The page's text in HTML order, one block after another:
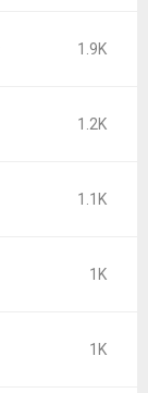
1.9K
1.2K
1.1K
1K
1K